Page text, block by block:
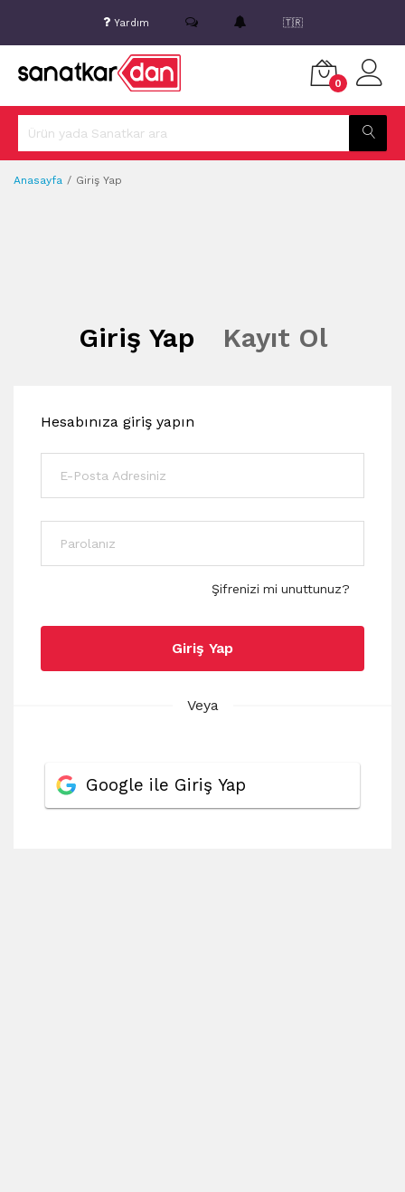
Yardım 🇹🇷
0
Anasayfa Giriş Yap
Giriş Yap Kayıt Ol
Hesabınıza giriş yapın
Şifrenizi mi unuttunuz?
Giriş Yap
Veya
Google ile Giriş Yap